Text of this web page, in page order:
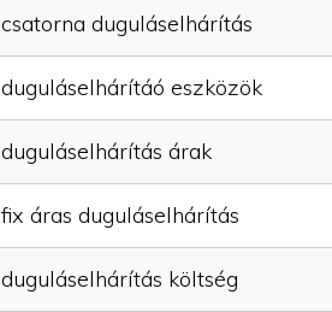
csatorna duguláselhárítás
duguláselhárítáó eszközök
duguláselhárítás árak
fix áras duguláselhárítás
duguláselhárítás költség